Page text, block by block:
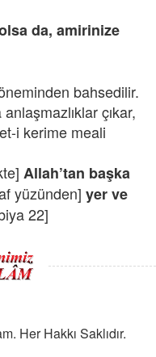
da, amirinize
bahsedilir.
çıkar,
i kerime meali
Allah’tan başka
yüzünden] yer ve
22]
Her Hakkı Saklıdır.